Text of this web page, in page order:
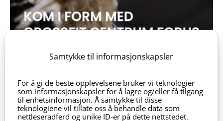
Samtykke til informasjonskapsler
For å gi de beste opplevelsene bruker vi teknologier
som informasjonskapsler for å lagre og/eller få tilgang
til enhetsinformasjon. Å samtykke til disse
teknologiene vil tillate oss å behandle data som
nettleseradferd og unike ID-er på dette nettstedet.